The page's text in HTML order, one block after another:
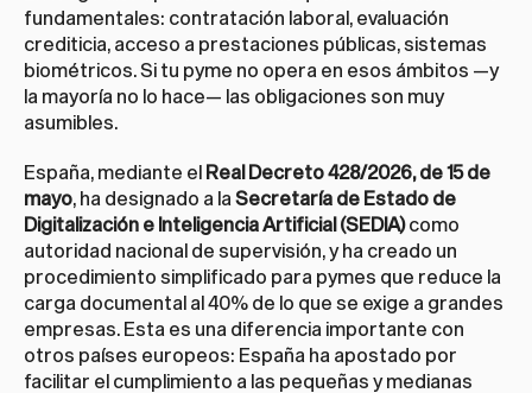
fundamentales: contratación laboral, evaluación
crediticia, acceso a prestaciones públicas, sistemas
biométricos. Si tu pyme no opera en esos ámbitos —y
la mayoría no lo hace— las obligaciones son muy
asumibles.
España, mediante el Real Decreto 428/2026, de 15 de
mayo, ha designado a la Secretaría de Estado de
Digitalización e Inteligencia Artificial (SEDIA) como
autoridad nacional de supervisión, y ha creado un
procedimiento simplificado para pymes que reduce la
carga documental al 40% de lo que se exige a grandes
empresas. Esta es una diferencia importante con
otros países europeos: España ha apostado por
facilitar el cumplimiento a las pequeñas y medianas